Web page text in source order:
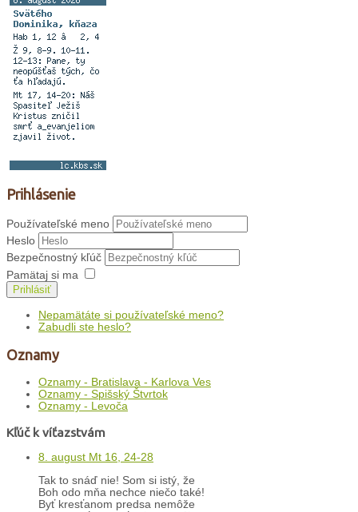
Prihlásenie
Používateľské meno
Heslo
Bezpečnostný kľúč
Pamätaj si ma
Prihlásiť
Nepamätáte si používateľské meno?
Zabudli ste heslo?
Oznamy
Oznamy - Bratislava - Karlova Ves
Oznamy - Spišský Štvrtok
Oznamy - Levoča
Kľúč k víťazstvám
8. august Mt 16, 24-28
Tak to snáď nie! Som si istý, že
Boh odo mňa nechce niečo také!
Byť kresťanom predsa nemôže